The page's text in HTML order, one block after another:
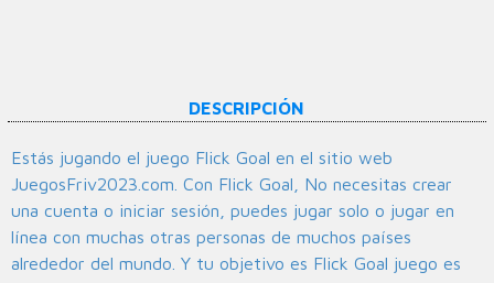
DESCRIPCIÓN
Estás jugando el juego Flick Goal en el sitio web
JuegosFriv2023.com. Con Flick Goal, No necesitas crear
una cuenta o iniciar sesión, puedes jugar solo o jugar en
línea con muchas otras personas de muchos países
alrededor del mundo. Y tu objetivo es Flick Goal juego es